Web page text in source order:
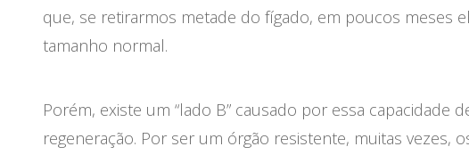
que, se retirarmos metade do fígado, em poucos meses
tamanho normal.
Porém, existe um “lado B” causado por essa capacidade
regeneração. Por ser um órgão resistente, muitas vezes,